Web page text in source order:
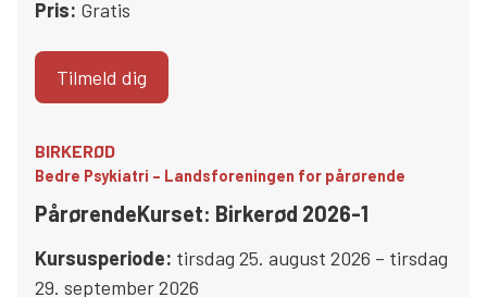
Pris: Gratis
Tilmeld dig
BIRKERØD
Bedre Psykiatri – Landsforeningen for pårørende
PårørendeKurset: Birkerød 2026-1
Kursusperiode: tirsdag 25. august 2026 – tirsdag
29. september 2026